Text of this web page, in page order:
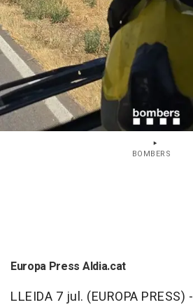
BOMBERS
Europa Press Aldia.cat
LLEIDA 7 jul. (EUROPA PRESS) -